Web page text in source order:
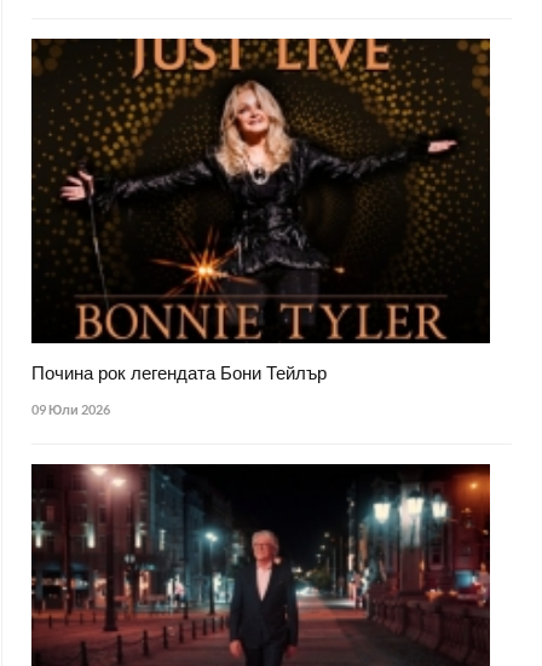
Почина рок легендата Бони Тейлър
09 Юли 2026